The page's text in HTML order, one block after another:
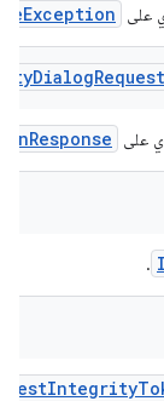
على
DialogRequest
على
.